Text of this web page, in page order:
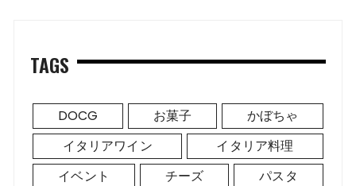
TAGS
DOCG お菓子
かぼちゃ
イタリアワイン
イタリア料理
イベント
チーズ
パスタ